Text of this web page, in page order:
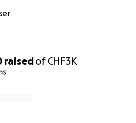
raisedofCHF3K
de revenus (AGR):
poterie, agriculture.